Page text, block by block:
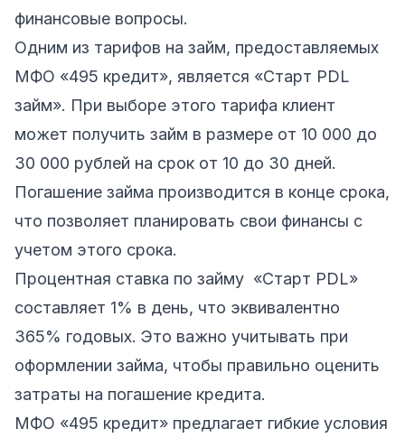
финансовые вопросы.
Одним из тарифов на займ, предоставляемых
МФО «495 кредит», является «Старт PDL
займ». При выборе этого тарифа клиент
может получить займ в размере от 10 000 до
30 000 рублей на срок от 10 до 30 дней.
Погашение займа производится в конце срока,
что позволяет планировать свои финансы с
учетом этого срока.
Процентная ставка по займу «Старт PDL»
составляет 1% в день, что эквивалентно
365% годовых. Это важно учитывать при
оформлении займа, чтобы правильно оценить
затраты на погашение кредита.
МФО «495 кредит» предлагает гибкие условия